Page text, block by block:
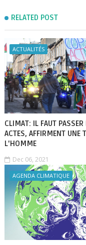
RELATED POST
ACTUALITÉS
CLIMAT: IL FAUT
ACTES, AFFIRMENT UNE
L'HOMME
Dec 06, 2021
AGENDA CLIMATIQUE